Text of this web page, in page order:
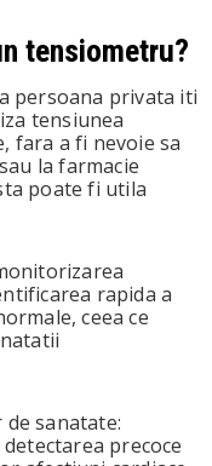
tensiometru?
persoana privata iti
tensiunea
fara a fi nevoie sa
la farmacie
poate fi utila
rapida a
ceea ce
sanatate:
precoce